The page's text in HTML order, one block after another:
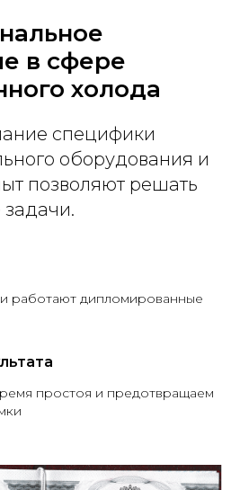
в сфере
холода
специфики
оборудования и
позволяют решать
работают дипломированные
простоя и предотвращаем